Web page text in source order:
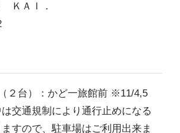
ＫＡＩ．
２台）：かど一旅館前 ※11/4,5
交通規制により通行止めになる
すので、駐車場はご利用出来ま